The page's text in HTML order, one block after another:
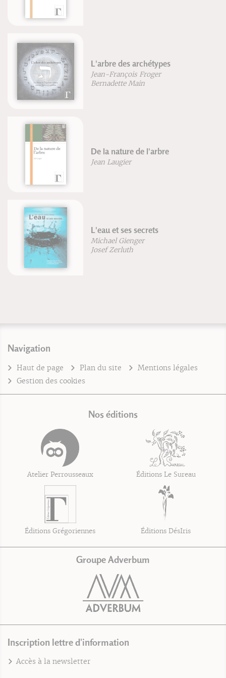
L'arbre des archétypes
Jean-François Froger
Bernadette Main
De la nature de l'arbre
Jean Laugier
L'eau et ses secrets
Michael Gienger
Josef Zerluth
Navigation
Haut de page Plan du site
Mentions légales
Gestion des cookies
Nos éditions
Atelier Perrousseaux Éditions Le Sureau
Éditions Grégoriennes Éditions DésIris
Groupe Adverbum
Inscription lettre d'information
Accès à la newsletter